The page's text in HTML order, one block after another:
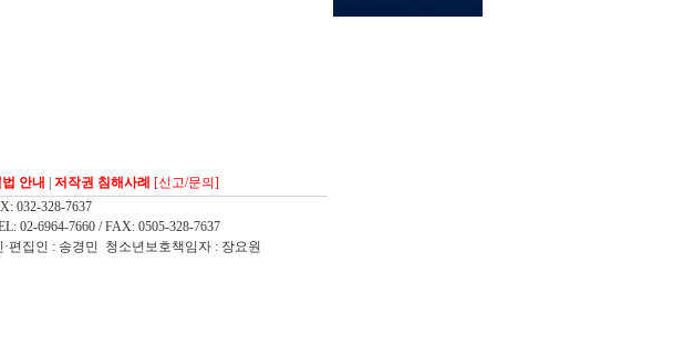
안내 저작권 침해사례
[신고/문의]
032-328-7637
02-6964-7660 / FAX: 0505-328-7637
편집인 : 송경민 청소년보호책임자 : 장요원